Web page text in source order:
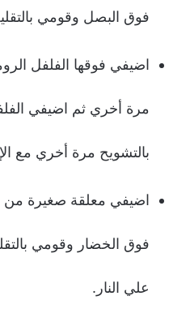
فوق البصل وقومي
اضيفي فوقها الفلفل
مرة أخري ثم اضيفي
بالتشويح مرة أخري مع
اضيفي معلقة صغيرة من
فوق الخضار وقومي
علي النار.